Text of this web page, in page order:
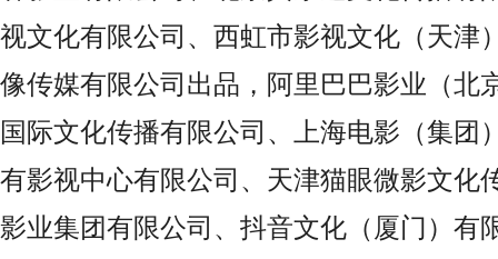
视文化有限公司、西虹市影视文化（天津
像传媒有限公司出品，阿里巴巴影业（北
国际文化传播有限公司、上海电影（集团
有影视中心有限公司、天津猫眼微影文化
影业集团有限公司、抖音文化（厦门）有